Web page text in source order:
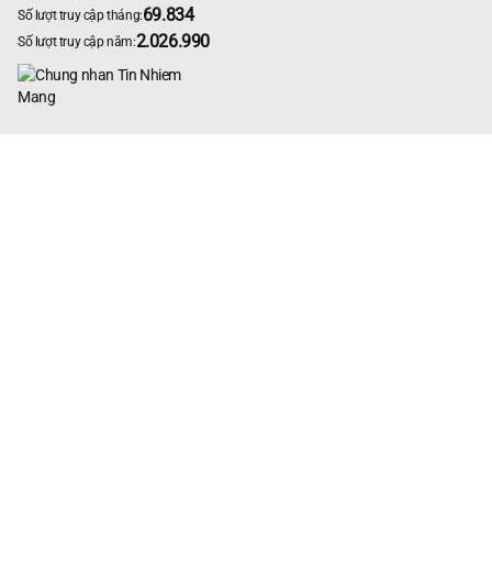
Số lượt truy cập tháng:69.834
Số lượt truy cập năm:2.026.990